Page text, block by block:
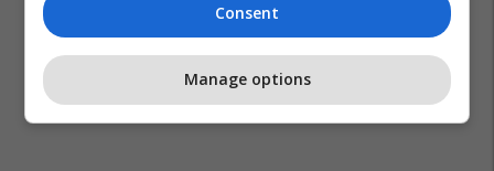
Consent
Manage options